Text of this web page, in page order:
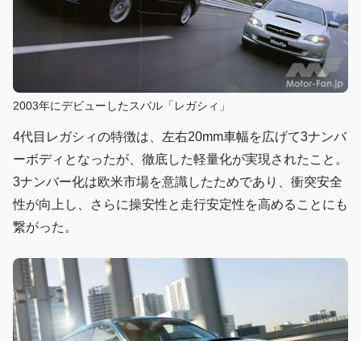
2003年にデビューしたスバル「レガシィ」
4代目レガシィの特徴は、左右20mm車幅を広げて3ナンバ
ーボディとなったが、徹底した軽量化が実現されたこと。
3ナンバー化は欧米市場を意識したためであり、衝突安全
性が向上し、さらに操安性と走行安定性を高めることにも
繋がった。